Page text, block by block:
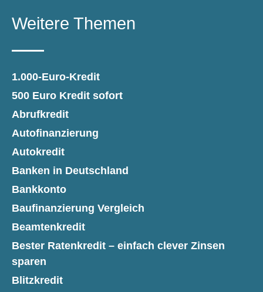
Weitere Themen
1.000-Euro-Kredit
500 Euro Kredit sofort
Abrufkredit
Autofinanzierung
Autokredit
Banken in Deutschland
Bankkonto
Baufinanzierung Vergleich
Beamtenkredit
Bester Ratenkredit – einfach clever Zinsen
sparen
Blitzkredit